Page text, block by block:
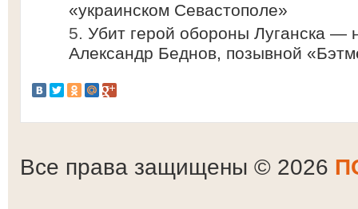
«украинском Севастополе»
Убит герой обороны Луганска
Александр Беднов, позывной
Все права защищены © 2026